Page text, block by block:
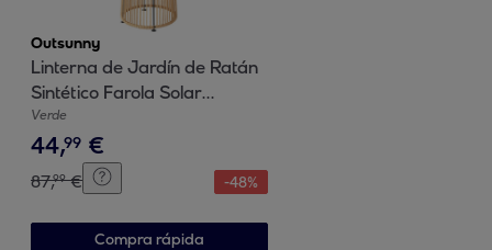
Outsunny
Linterna de Jardín de Ratán
Sintético Farola Solar
Exterior con Luces LED
Encendido y Apagado
Automático Impermeable
para Terraza Balcón Patio
Ø21,5x61 cm Natural
Verde
44,99 €
87,99 € -48%
Compra rápida